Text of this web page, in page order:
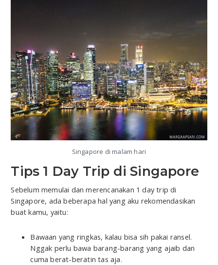
Singapore di malam hari
Tips 1 Day Trip di Singapore
Sebelum memulai dan merencanakan 1 day trip di
Singapore, ada beberapa hal yang aku rekomendasikan
buat kamu, yaitu:
Bawaan yang ringkas, kalau bisa sih pakai ransel.
Nggak perlu bawa barang-barang yang ajaib dan
cuma berat-beratin tas aja.